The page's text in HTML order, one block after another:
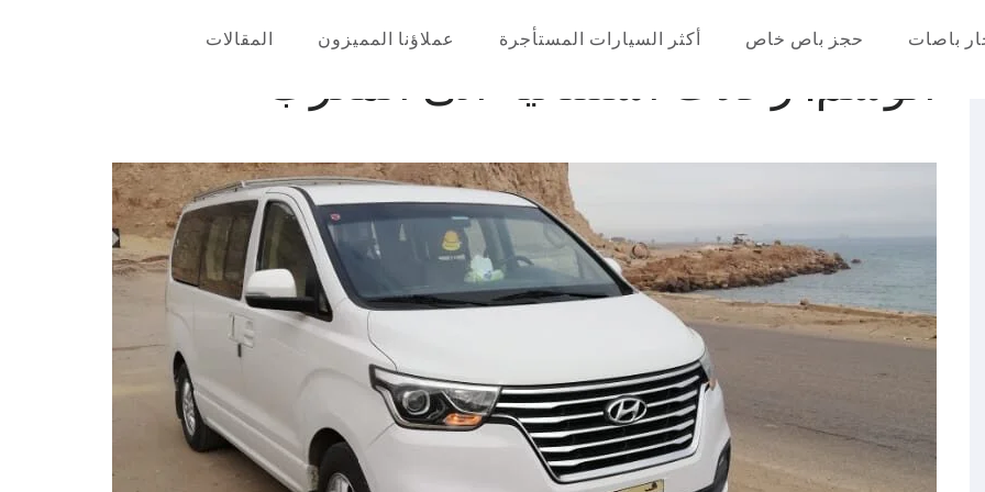
في مصر
باصات حجز باص خاص أكثر السيارات المستأجرة عملاؤنا المميزون
المقالات